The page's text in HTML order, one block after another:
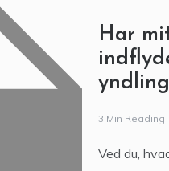
dette
at du gør
Prøv